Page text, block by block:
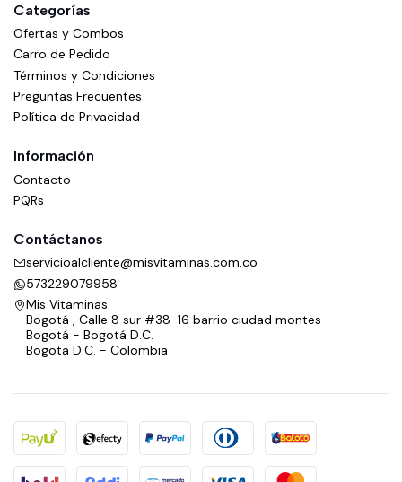
Categorías
Ofertas y Combos
Carro de Pedido
Términos y Condiciones
Preguntas Frecuentes
Política de Privacidad
Información
Contacto
PQRs
Contáctanos
servicioalcliente@misvitaminas.com.co
573229079958
Mis Vitaminas
Bogotá , Calle 8 sur #38-16 barrio ciudad montes
Bogotá - Bogotá D.C.
Bogota D.C. - Colombia